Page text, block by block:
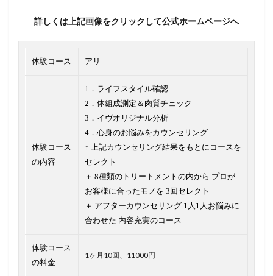
詳しくは上記画像をクリックして公式ホームページへ
体験コース アリ
体験コース
の内容
1．ライフスタイル確認
2．体組成測定＆肉質チェック
3．イヴオリジナル分析
4．心身のお悩みをカウンセリング
↑ 上記カウンセリング結果をもとにコースを
セレクト
＋ 8種類のトリートメントの内から プロが
お客様に合ったモノを 3回セレクト
＋ アフターカウンセリング 1人1人お悩みに
合わせた 内容充実のコース
体験コース
の料金
1ヶ月10回、11000円